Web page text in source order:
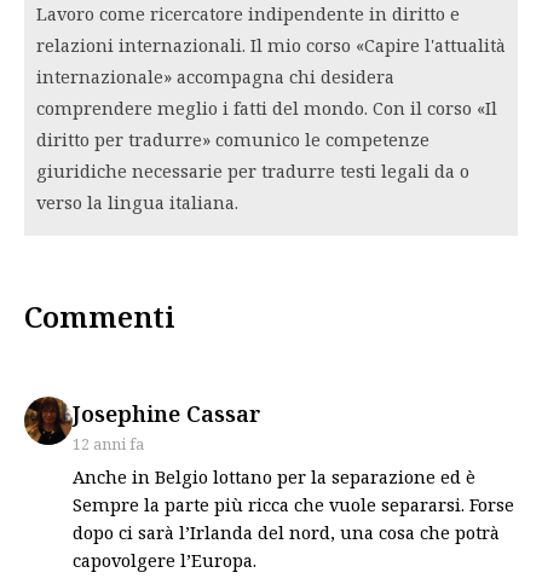
Lavoro come ricercatore indipendente in diritto e
relazioni internazionali. Il mio corso «Capire l'attualità
internazionale» accompagna chi desidera
comprendere meglio i fatti del mondo. Con il corso «Il
diritto per tradurre» comunico le competenze
giuridiche necessarie per tradurre testi legali da o
verso la lingua italiana.
Commenti
Josephine Cassar
12 anni fa
Anche in Belgio lottano per la separazione ed è
Sempre la parte più ricca che vuole separarsi. Forse
dopo ci sarà l’Irlanda del nord, una cosa che potrà
capovolgere l’Europa.